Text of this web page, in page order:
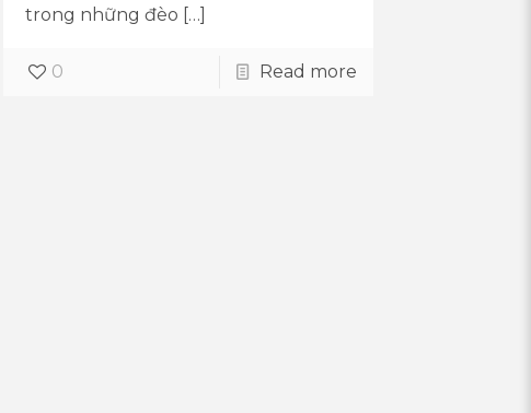
trong những đèo […]
0 Read more